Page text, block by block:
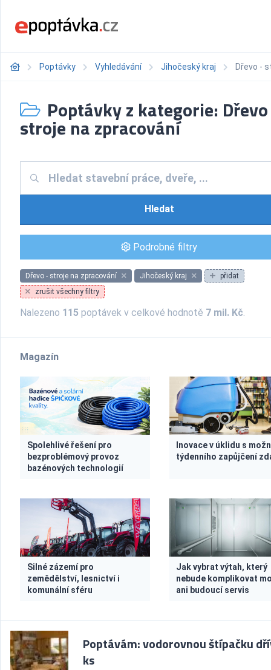
Poptávky Vyhledávání Jihočeský kraj Dřevo -
Poptávky z kategorie:
stroje na zpracování
Hledat
Podrobné filtry
Dřevo - stroje na zpracování Jihočeský kraj
přidat
zrušit všechny filtry
Nalezeno 115 poptávek v celkové hodnotě 7 mil. Kč.
Magazín
Spolehlivé řešení pro
bezproblémový provoz
bazénových technologií
Inovace v úklidu s
týdenního zapůjčení
Silné zázemí pro
zemědělství, lesnictví i
komunální sféru
Jak vybrat výtah, který
nebude komplikovat
ani budoucí servis
Poptávám: vodorovnou štípačku
ks